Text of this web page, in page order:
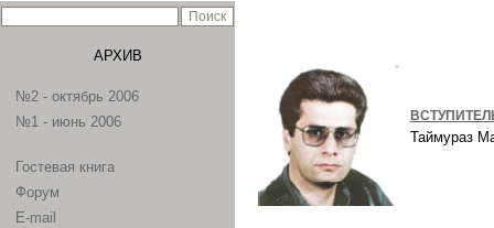
АРХИВ
№2 - октябрь 2006
№1 - июнь 2006
Гостевая книга
Форум
E-mail
Таймураз